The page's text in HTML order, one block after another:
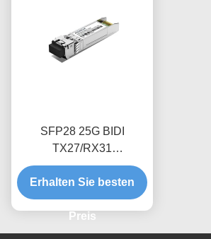
SFP28 25G BIDI
TX27/RX31
((TX31/RX27) 40Km
optischer
Empfängermodul
Erhalten Sie besten
Preis